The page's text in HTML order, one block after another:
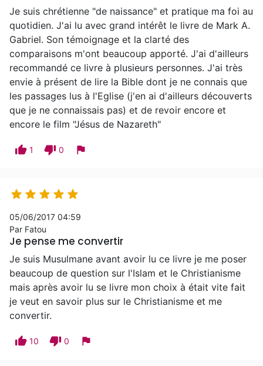
Je suis chrétienne "de naissance" et pratique ma foi au
quotidien. J'ai lu avec grand intérêt le livre de Mark A.
Gabriel. Son témoignage et la clarté des
comparaisons m'ont beaucoup apporté. J'ai d'ailleurs
recommandé ce livre à plusieurs personnes. J'ai très
envie à présent de lire la Bible dont je ne connais que
les passages lus à l'Eglise (j'en ai d'ailleurs découverts
que je ne connaissais pas) et de revoir encore et
encore le film "Jésus de Nazareth"
thumb_up 1 thumb_down 0 flag
    
05/06/2017 04:59
Par Fatou
Je pense me convertir
Je suis Musulmane avant avoir lu ce livre je me poser
beaucoup de question sur l'Islam et le Christianisme
mais après avoir lu se livre mon choix à était vite fait
je veut en savoir plus sur le Christianisme et me
convertir.
thumb_up 10 thumb_down 0 flag